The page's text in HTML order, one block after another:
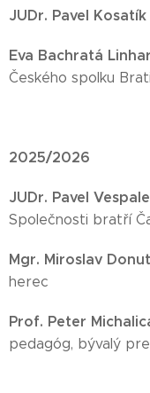
JUDr. Pavel Kosatík
Eva Bachratá
Českého spolku
2025/2026
JUDr. Pavel
Společnosti bratří
Mgr. Miroslav
herec
Prof. Peter
pedagóg, bývalý